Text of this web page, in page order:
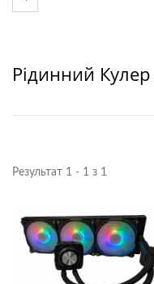
Рідинний
Результат 1 - 1 з 1